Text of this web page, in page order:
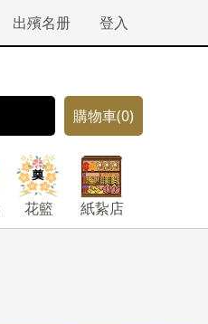
出殯名册 登入
購物車(0)
花籃
紙紥店